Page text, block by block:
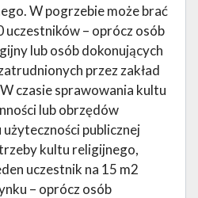
W pogrzebie może brać
uczestników – oprócz osób
lub osób dokonujących
przez zakład
czasie sprawowania kultu
lub obrzędów
publicznej
kultu religijnego,
uczestnik na 15 m2
– oprócz osób